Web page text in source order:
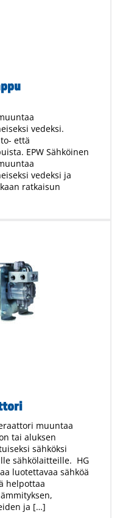
vedeksi.
että
EPW Sähköinen
vedeksi ja
ratkaisun
muuntaa
tai aluksen
sähköksi
sähkölaitteille. HG
luotettavaa sähköä
helpottaa
ja […]